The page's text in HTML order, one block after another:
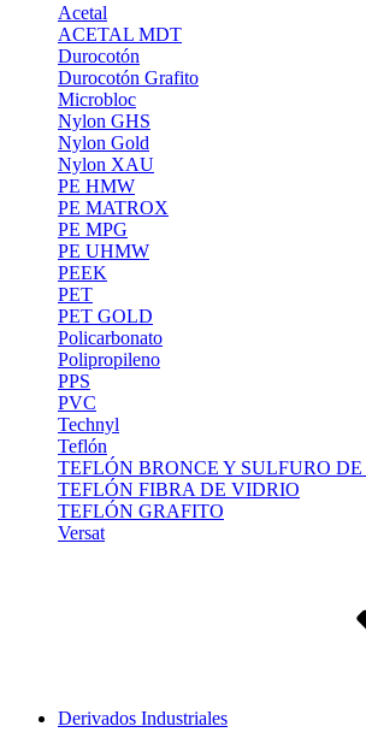
Acetal
ACETAL MDT
Durocotón
Durocotón Grafito
Microbloc
Nylon GHS
Nylon Gold
Nylon XAU
PE HMW
PE MATROX
PE MPG
PE UHMW
PEEK
PET
PET GOLD
Policarbonato
Polipropileno
PPS
PVC
Technyl
Teflón
TEFLÓN BRONCE Y SULFURO
TEFLÓN FIBRA DE VIDRIO
TEFLÓN GRAFITO
Versat
Derivados Industriales